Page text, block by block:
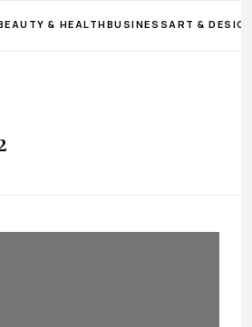
& HEALTHBUSINESS ART &